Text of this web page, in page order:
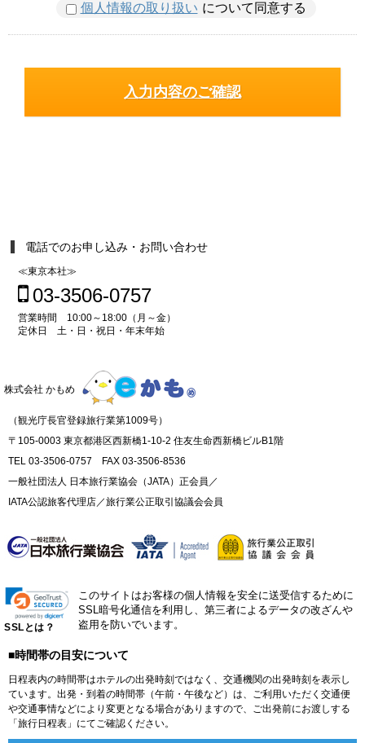
個人情報の取り扱い について同意する
電話でのお申し込み・お問い合わせ
≪東京本社≫
03-3506-0757
営業時間 10:00～18:00（月～金）
定休日 土・日・祝日・年末年始
株式会社 かもめ
（観光庁長官登録旅行業第1009号）
〒105-0003 東京都港区西新橋1-10-2 住友生命西新橋ビルB1階
TEL 03-3506-0757 FAX 03-3506-8536
一般社団法人 日本旅行業協会（JATA）正会員／
IATA公認旅客代理店／旅行業公正取引協議会会員
SSLとは？
このサイトはお客様の個人情報を安全に送受信するために
SSL暗号化通信を利用し、第三者によるデータの改ざんや
盗用を防いでいます。
■時間帯の目安について
日程表内の時間帯はホテルの出発時刻ではなく、交通機関の出発時刻を表示し
ています。出発・到着の時間帯（午前・午後など）は、ご利用いただく交通便
や交通事情などにより変更となる場合がありますので、ご出発前にお渡しする
「旅行日程表」にてご確認ください。